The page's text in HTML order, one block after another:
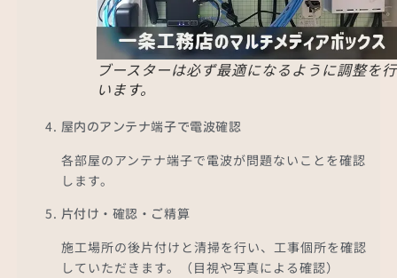
ブースターは必ず最適になるように調整を行
います。
屋内のアンテナ端子で電波確認
各部屋のアンテナ端子で電波が問題ないことを確認
します。
片付け・確認・ご精算
施工場所の後片付けと清掃を行い、工事個所を確認
していただきます。（目視や写真による確認）